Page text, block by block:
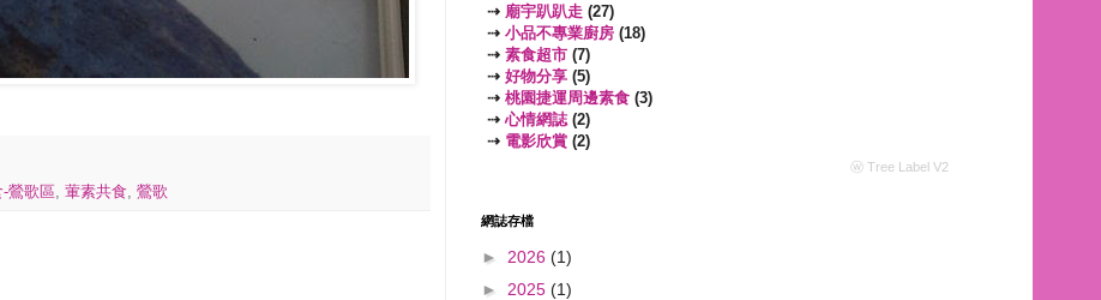
鶯歌區, 葷素共食, 鶯歌
⇢ 廟宇趴趴走 (27)
⇢ 小品不專業廚房 (18)
⇢ 素食超市 (7)
⇢ 好物分享 (5)
⇢ 桃園捷運周邊素食 (3)
⇢心情網誌 (2)
⇢ 電影欣賞 (2)
ⓦ Tree Label V2
網誌存檔
► 2026 (1)
► 2025 (1)